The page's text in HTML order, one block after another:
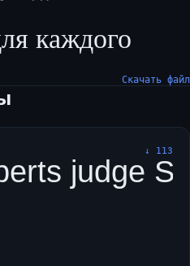
каждого
Скачать файл
↓ 113
judge